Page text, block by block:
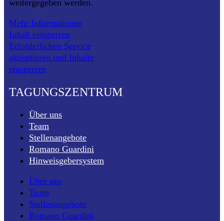
weitergegeben werden.
Mehr Informationen
Inhalt entsperren
Erforderlichen Service
akzeptieren und Inhalte
entsperren
TAGUNGSZENTRUM
Über uns
Team
Stellenangebote
Romano Guardini
Hinweisgebersystem
Über uns
Team
Stellenangebote
Romano Guardini